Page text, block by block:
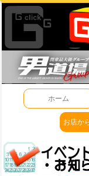
ホーム
お店か